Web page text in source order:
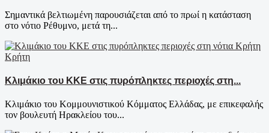
Σημαντικά βελτιωμένη παρουσιάζεται από το πρωί η κατάσταση
στο νότιο Ρέθυμνο, μετά τη...
Κρήτη
Κλιμάκιο του ΚΚΕ στις πυρόπληκτες περιοχές στη...
Κλιμάκιο του Κομμουνιστικού Κόμματος Ελλάδας, με επικεφαλής
τον βουλευτή Ηρακλείου του...